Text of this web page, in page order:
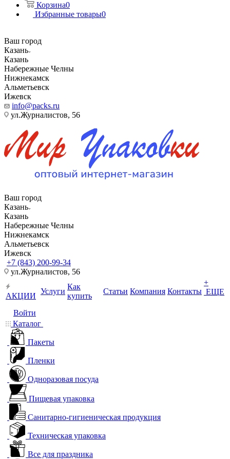
Корзина0
Избранные товары0
Ваш город
Казань
Казань
Набережные Челны
Нижнекамск
Альметьевск
Ижевск
info@packs.ru
ул.Журналистов, 56
Ваш город
Казань
Казань
Набережные Челны
Нижнекамск
Альметьевск
Ижевск
+7 (843) 200-99-34
ул.Журналистов, 56
АКЦИИ
Услуги
Как
купить
Статьи Компания Контакты
+
ЕЩЕ
Войти
Каталог
Пакеты
Пленки
Одноразовая посуда
Пищевая упаковка
Санитарно-гигиеническая продукция
Техническая упаковка
Все для праздника